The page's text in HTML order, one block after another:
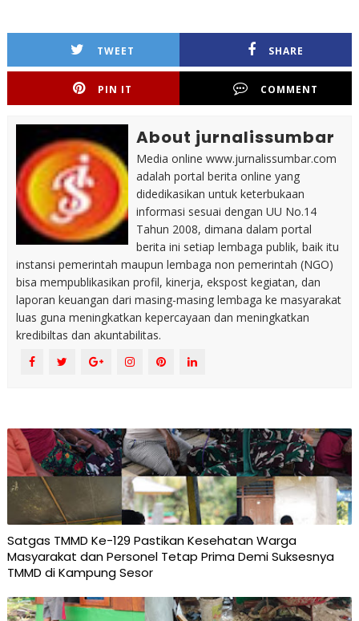
TWEET SHARE
PIN IT COMMENT
About jurnalissumbar
Media online www.jurnalissumbar.com
adalah portal berita online yang
didedikasikan untuk keterbukaan
informasi sesuai dengan UU No.14
Tahun 2008, dimana dalam portal
berita ini setiap lembaga publik, baik itu
instansi pemerintah maupun lembaga non pemerintah (NGO)
bisa mempublikasikan profil, kinerja, ekspost kegiatan, dan
laporan keuangan dari masing-masing lembaga ke masyarakat
luas guna meningkatkan kepercayaan dan meningkatkan
kredibiltas dan akuntabilitas.
Satgas TMMD Ke-129 Pastikan Kesehatan Warga
Masyarakat dan Personel Tetap Prima Demi Suksesnya
TMMD di Kampung Sesor